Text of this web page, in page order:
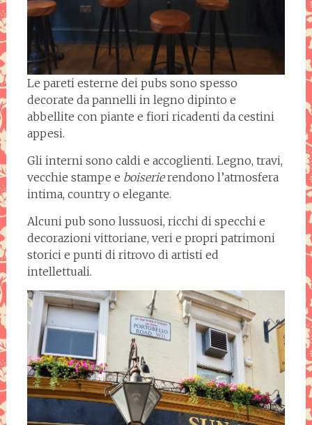
Le pareti esterne dei pubs sono spesso
decorate da pannelli in legno dipinto e
abbellite con piante e fiori ricadenti da cestini
appesi.
Gli interni sono caldi e accoglienti. Legno, travi,
vecchie stampe e boiserierendono l’atmosfera
intima, country o elegante.
Alcuni pub sono lussuosi, ricchi di specchi e
decorazioni vittoriane, veri e propri patrimoni
storici e punti di ritrovo di artisti ed
intellettuali.